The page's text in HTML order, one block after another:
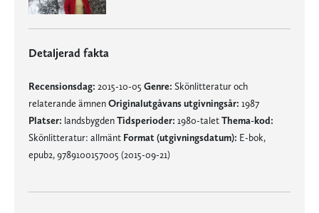
Detaljerad fakta
Recensionsdag: 2015-10-05 Genre: Skönlitteratur och
relaterande ämnenOriginalutgåvans utgivningsår: 1987
Platser: landsbygdenTidsperioder: 1980-taletThema-kod:
Skönlitteratur: allmänt Format (utgivningsdatum): E-bok,
epub2, 9789100157005 (2015-09-21)